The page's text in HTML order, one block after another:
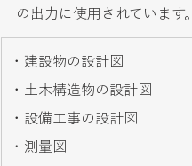
の出力に使用されています。
・建設物の設計図
・土木構造物の設計図
・設備工事の設計図
・測量図